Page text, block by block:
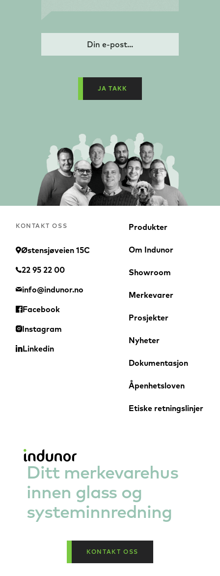
JA TAKK
KONTAKT OSS
Østensjøveien 15C
22 95 22 00
info@indunor.no
Facebook
Instagram
Linkedin
Produkter
Om Indunor
Showroom
Merkevarer
Prosjekter
Nyheter
Dokumentasjon
Åpenhetsloven
Etiske retningslinjer
Ditt merkevarehus
innen glass og
systeminnredning
KONTAKT OSS